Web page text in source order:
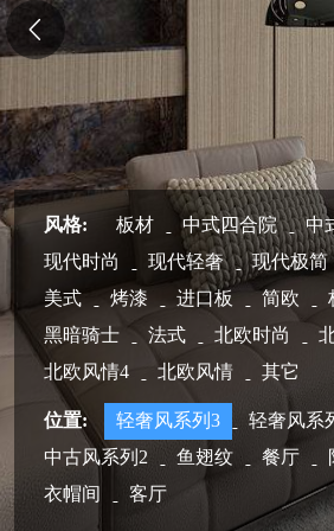
风格: 板材 中式四合院 中
现代时尚
现代轻奢 现代极简
美式
烤漆 进口板 简欧
黑暗骑士
法式 北欧时尚
北欧风情4
北欧风情 其它
位置: 轻奢风系列3 轻奢风系
中古风系列2
鱼翅纹 餐厅
衣帽间
客厅